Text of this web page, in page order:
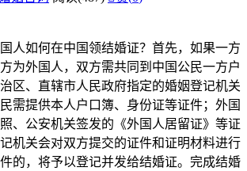
人如何在中国领结婚证？首先，如果一方
为外国人，双方需共同到中国公民一方户
区、直辖市人民政府指定的婚姻登记机关
需提供本人户口簿、身份证等证件；外国
、公安机关签发的《外国人居留证》等证
机关会对双方提交的证件和证明材料进行
的，将予以登记并发给结婚证。完成结婚